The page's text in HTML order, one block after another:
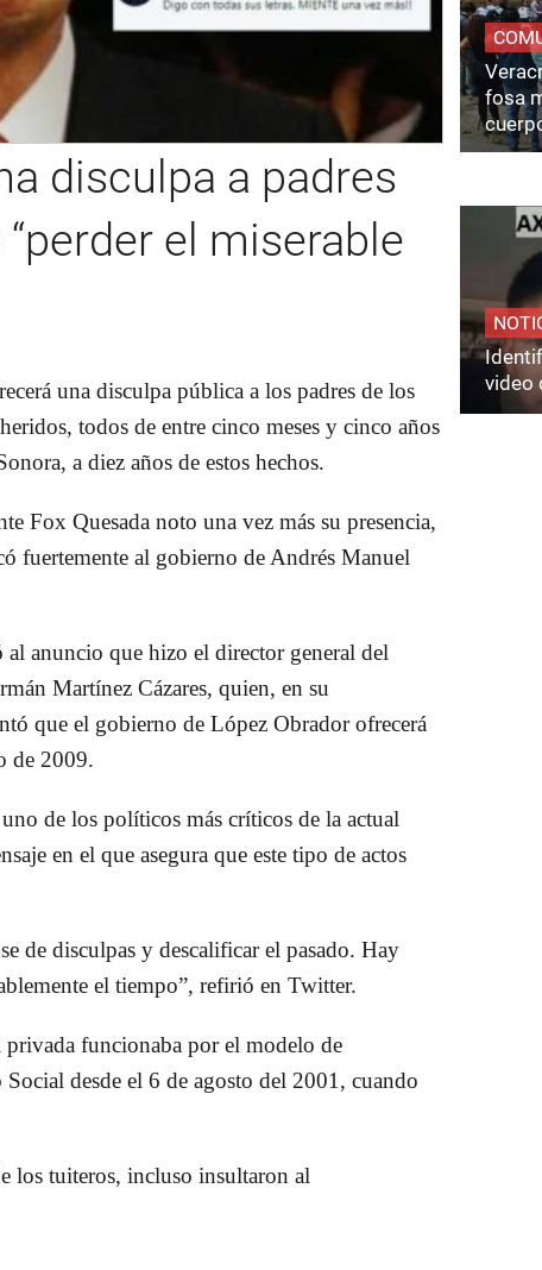
disculpa a padres
el miserable
una disculpa pública a los padres de los
todos de entre cinco meses y cinco años
a diez años de estos hechos.
Fox Quesada noto una vez más su presencia,
fuertemente al gobierno de Andrés Manuel
anuncio que hizo el director general del
Martínez Cázares, quien, en su
que el gobierno de López Obrador ofrecerá
de 2009.
de los políticos más críticos de la actual
en el que asegura que este tipo de actos
de disculpas y descalificar el pasado. Hay
el tiempo”, refirió en Twitter.
privada funcionaba por el modelo de
desde el 6 de agosto del 2001, cuando
los tuiteros, incluso insultaron al
fosa
video